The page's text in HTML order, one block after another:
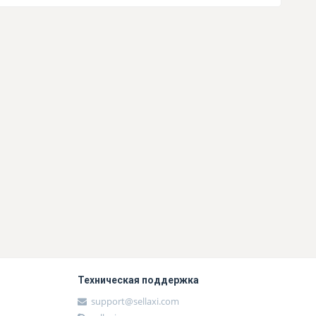
Техническая поддержка
support@sellaxi.com